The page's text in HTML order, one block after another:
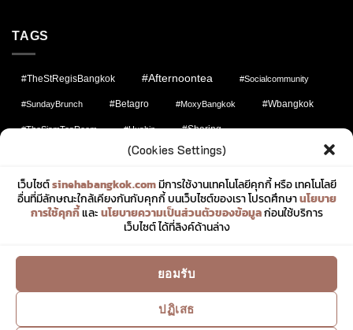
(Cookies Settings)
เว็บไซต์sinehabangkok.comมีการใช้งานเทคโนโลยีคุกกี้ หรือ เทคโนโลยี
อื่นที่มีลักษณะใกล้เคียงกันกับคุกกี้ บนเว็บไซต์ของเรา โปรดศึกษานโยบาย
การใช้คุกกี้และ นโยบายความเป็นส่วนตัวของข้อมูลก่อนใช้บริการ
เว็บไซต์ ได้ที่ลิงค์ด้านล่าง
ยอมรับ
ปฏิเสธ
TAGS
#TheStRegisBangkok #afternoontea #socialcommunity
#SundayBrunch #Betagro #MoxyBangkok #wbangkok
#TheSiamTeaRoom #Huahin #Sharing
#สิเน่หาพาไป #Uniqlo
#CentaraGrandatCentralWorld #สิเน่หาบางกอก
#JWMarriottBangkok #Travel #Guerlain #fashion
#sinehabangkok #MarriottMarquis
#FashionMatters #lifestylecommunity #Buffet
#MarriottBonvoy #JimThompson